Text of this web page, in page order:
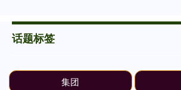
话题标签
集团